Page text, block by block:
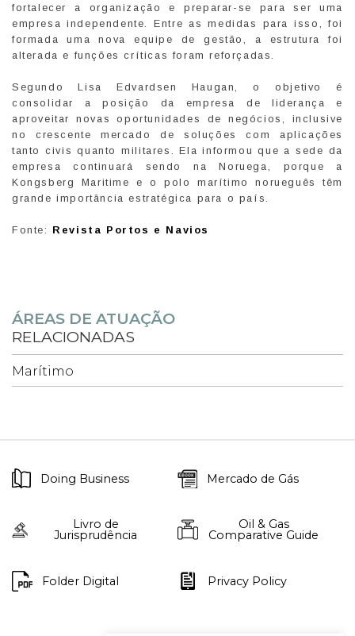
fortalecer a organização e preparar-se para ser uma
empresa independente. Entre as medidas para isso, foi
formada uma nova equipe de gestão, a estrutura foi
alterada e funções críticas foram reforçadas.
Segundo Lisa Edvardsen Haugan, o objetivo é
consolidar a posição da empresa de liderança e
aproveitar novas oportunidades de negócios, inclusive
no crescente mercado de soluções com aplicações
tanto civis quanto militares. Ela informou que a sede da
empresa continuará sendo na Noruega, porque a
Kongsberg Maritime e o polo marítimo norueguês têm
grande importância estratégica para o país.
Fonte: Revista Portos e Navios
ÁREAS DE ATUAÇÃO
RELACIONADAS
Marítimo
Doing Business Mercado de Gás
Livro de
Jurisprudência
Oil & Gas
Comparative Guide
Folder Digital Privacy Policy